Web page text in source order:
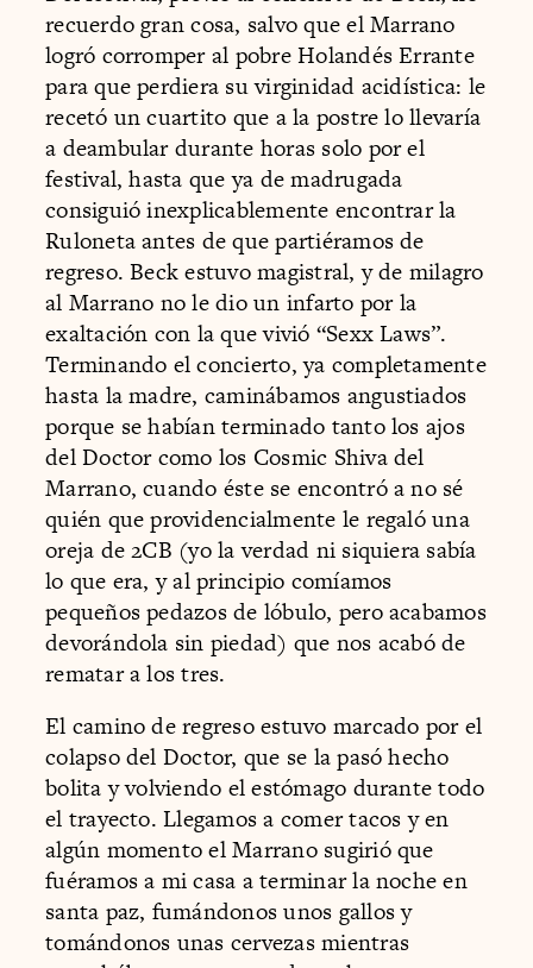
recuerdo gran cosa, salvo que el Marrano
logró corromper al pobre Holandés Errante
para que perdiera su virginidad acidística: le
recetó un cuartito que a la postre lo llevaría
a deambular durante horas solo por el
festival, hasta que ya de madrugada
consiguió inexplicablemente encontrar la
Ruloneta antes de que partiéramos de
regreso. Beck estuvo magistral, y de milagro
al Marrano no le dio un infarto por la
exaltación con la que vivió “Sexx Laws”.
Terminando el concierto, ya completamente
hasta la madre, caminábamos angustiados
porque se habían terminado tanto los ajos
del Doctor como los Cosmic Shiva del
Marrano, cuando éste se encontró a no sé
quién que providencialmente le regaló una
oreja de 2CB (yo la verdad ni siquiera sabía
lo que era, y al principio comíamos
pequeños pedazos de lóbulo, pero acabamos
devorándola sin piedad) que nos acabó de
rematar a los tres.
El camino de regreso estuvo marcado por el
colapso del Doctor, que se la pasó hecho
bolita y volviendo el estómago durante todo
el trayecto. Llegamos a comer tacos y en
algún momento el Marrano sugirió que
fuéramos a mi casa a terminar la noche en
santa paz, fumándonos unos gallos y
tomándonos unas cervezas mientras